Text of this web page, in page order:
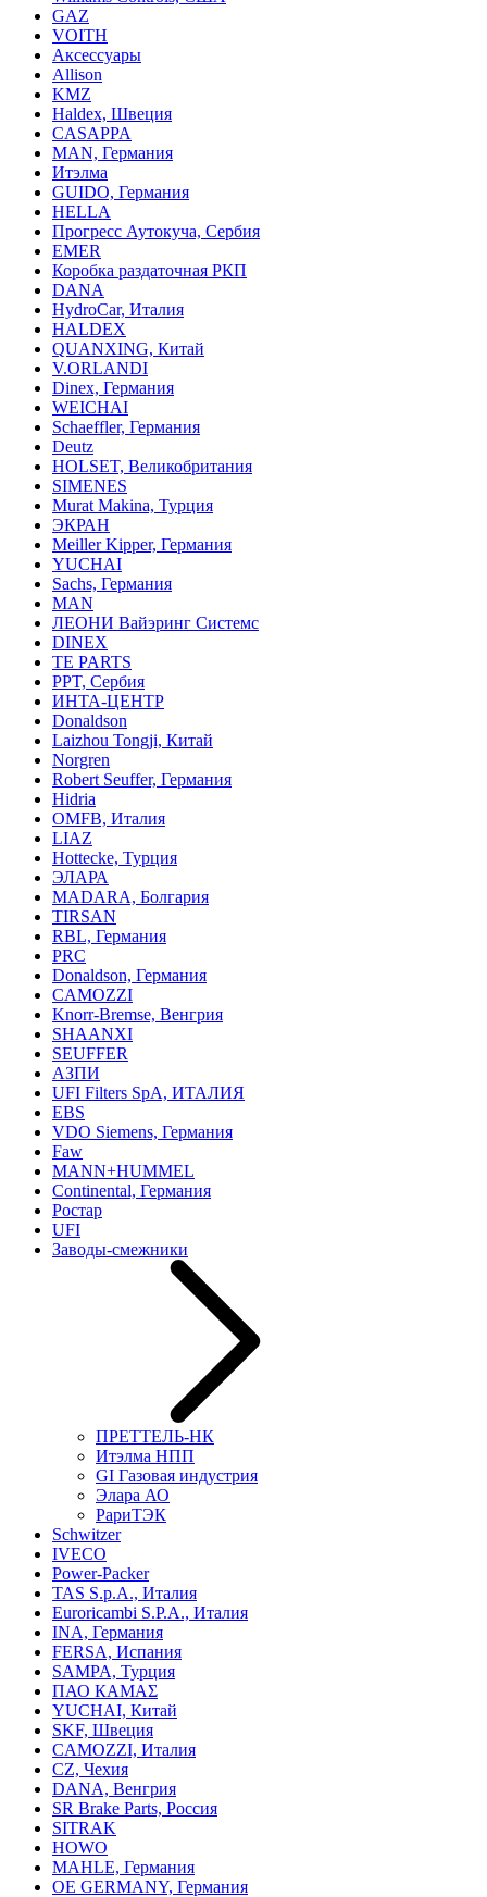
GAZ
VOITH
Аксессуары
Allison
KMZ
Haldex, Швеция
CASAPPA
MAN, Германия
Итэлма
GUIDO, Германия
HELLA
Прогресс Аутокуча, Сербия
EMER
Коробка раздаточная РКП
DANA
HydroCar, Италия
HALDEX
QUANXING, Китай
V.ORLANDI
Dinex, Германия
WEICHAI
Schaeffler, Германия
Deutz
HOLSET, Великобритания
SIMENES
Murat Makina, Турция
ЭКРАН
Meiller Kipper, Германия
YUCHAI
Sachs, Германия
MAN
ЛЕОНИ Вайэринг Системс
DINEX
TE PARTS
PPT, Сербия
ИНТА-ЦЕНТР
Donaldson
Laizhou Tongji, Китай
Norgren
Robert Seuffer, Германия
Hidria
OMFB, Италия
LIAZ
Hottecke, Турция
ЭЛАРА
MADARA, Болгария
TIRSAN
RBL, Германия
PRC
Donaldson, Германия
CAMOZZI
Knorr-Bremse, Венгрия
SHAANXI
SEUFFER
АЗПИ
UFI Filters SpA, ИТАЛИЯ
EBS
VDO Siemens, Германия
Faw
MANN+HUMMEL
Continental, Германия
Ростар
UFI
Заводы-смежники
ПРЕТТЕЛЬ-НК
Итэлма НПП
GI Газовая индустрия
Элара АО
РариТЭК
Schwitzer
IVECO
Power-Packer
TAS S.p.A., Италия
Euroricambi S.P.A., Италия
INA, Германия
FERSA, Испания
SAMPA, Турция
ПАО КАМАΣ
YUCHAI, Китай
SKF, Швеция
CAMOZZI, Италия
CZ, Чехия
DANA, Венгрия
SR Brake Parts, Россия
SITRAK
HOWO
MAHLE, Германия
OE GERMANY, Германия